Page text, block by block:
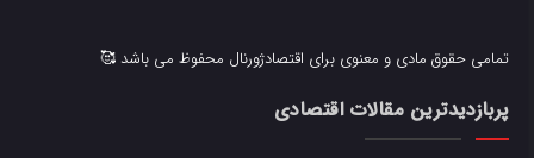
تمامی حقوق مادی و معنوی برای اقتصادژورنال محفوظ می باشد 🥰
پربازدیدترین مقالات اقتصادی